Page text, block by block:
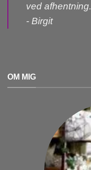
ved afhentning.
- Birgit
OM MIG